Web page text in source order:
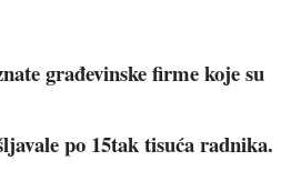
građevinske firme koje su
po 15tak tisuća radnika.